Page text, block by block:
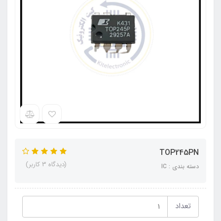
TOP245PN
دسته بندی : IC (دیدگاه 3 کاربر)
تعداد